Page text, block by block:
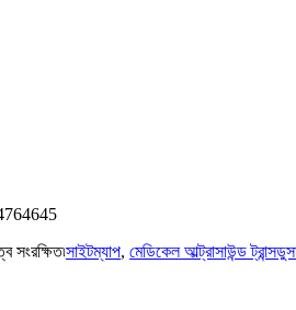
সংরক্ষিত৷সাইটম্যাপ, মেডিকেল আল্ট্রাসাউন্ড